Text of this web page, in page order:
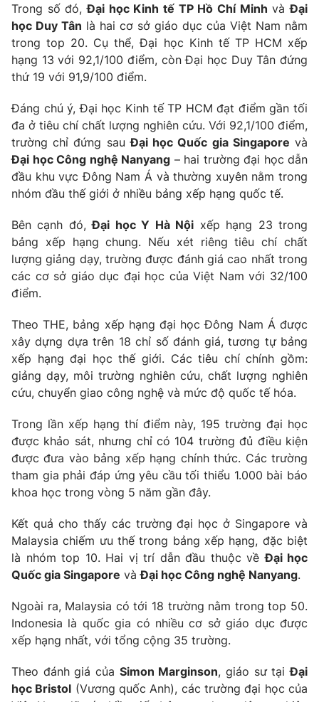
Chuyên mục khác
Emagazine Podcast
Video Shorts video
VTV Money VTV Thể thao
Thị trường 24h Tấm lòng Việt
VTV4
VTV9 VTV8
Liên hệ tòa soạn English
THỜI BÁO VTV
Theo dõi báo trên
Cơ quan chủ quản: Đài Truyền hình Việt Nam
Cơ quan báo chí:Thời báo VTV
Giấy phép hoạt động báo in và báo điện tử số 483/GP-BTTTT
cấp ngày 29/12/2023
Tổng Biên tập:Vũ Thanh Thủy
Nguyễn Trọng Ninh
Tổng đài VTV:024.38 355 931 - 024.38 355 932
Trong số đó,Đại học Kinh tế TP Hồ Chí Minh vàĐại
học Duy Tân là hai cơ sở giáo dục của Việt Nam nằm
trong top 20. Cụ thể, Đại học Kinh tế TP HCM xếp
hạng 13 với 92,1/100 điểm, còn Đại học Duy Tân đứng
thứ 19 với 91,9/100 điểm.
Đáng chú ý, Đại học Kinh tế TP HCM đạt điểm gần tối
đa ở tiêu chí chất lượng nghiên cứu. Với 92,1/100 điểm,
trường chỉ đứng sauĐại học Quốc gia Singapore và
Đại học Công nghệ Nanyang – hai trường đại học dẫn
đầu khu vực Đông Nam Á và thường xuyên nằm trong
nhóm đầu thế giới ở nhiều bảng xếp hạng quốc tế.
Bên cạnh đó,Đại học Y Hà Nội xếp hạng 23 trong
bảng xếp hạng chung. Nếu xét riêng tiêu chí chất
lượng giảng dạy, trường được đánh giá cao nhất trong
các cơ sở giáo dục đại học của Việt Nam với 32/100
điểm.
Theo THE, bảng xếp hạng đại học Đông Nam Á được
xây dựng dựa trên 18 chỉ số đánh giá, tương tự bảng
xếp hạng đại học thế giới. Các tiêu chí chính gồm:
giảng dạy, môi trường nghiên cứu, chất lượng nghiên
cứu, chuyển giao công nghệ và mức độ quốc tế hóa.
Trong lần xếp hạng thí điểm này, 195 trường đại học
được khảo sát, nhưng chỉ có 104 trường đủ điều kiện
được đưa vào bảng xếp hạng chính thức. Các trường
tham gia phải đáp ứng yêu cầu tối thiểu 1.000 bài báo
khoa học trong vòng 5 năm gần đây.
Kết quả cho thấy các trường đại học ở Singapore và
Malaysia chiếm ưu thế trong bảng xếp hạng, đặc biệt
là nhóm top 10. Hai vị trí dẫn đầu thuộc vềĐại học
Quốc gia Singapore vàĐại học Công nghệ Nanyang.
Ngoài ra, Malaysia có tới 18 trường nằm trong top 50.
Indonesia là quốc gia có nhiều cơ sở giáo dục được
xếp hạng nhất, với tổng cộng 35 trường.
Theo đánh giá của Simon Marginson, giáo sư tạiĐại
học Bristol (Vương quốc Anh), các trường đại học của